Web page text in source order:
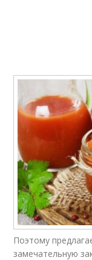
Поэтому
замечательную